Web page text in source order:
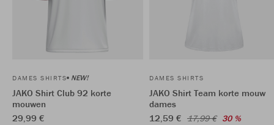
DAMES SHIRTS NEW!
JAKO Shirt Club 92 korte
mouwen
29,99 €
DAMES SHIRTS
JAKO Shirt Team korte mouw
dames
12,59 € 17,99 € 30 %